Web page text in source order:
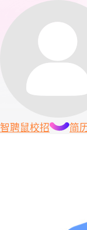
智聘鼠校招 简